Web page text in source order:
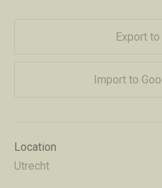
Export
Import to
Location
Utrecht